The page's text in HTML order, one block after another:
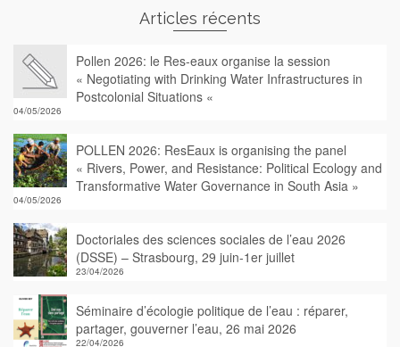
Articles récents
Pollen 2026: le Res-eaux organise la session
« Negotiating with Drinking Water Infrastructures in
Postcolonial Situations «
04/05/2026
POLLEN 2026: ResEaux is organising the panel
« Rivers, Power, and Resistance: Political Ecology and
Transformative Water Governance in South Asia »
04/05/2026
Doctoriales des sciences sociales de l’eau 2026
(DSSE) – Strasbourg, 29 juin-1er juillet
23/04/2026
Séminaire d’écologie politique de l’eau : réparer,
partager, gouverner l’eau, 26 mai 2026
22/04/2026